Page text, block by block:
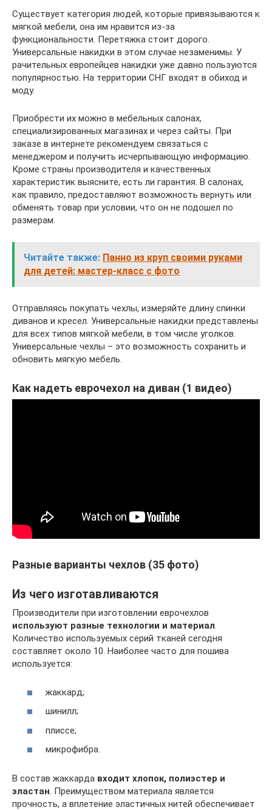
Существует категория людей, которые привязываются к
мягкой мебели, она им нравится из-за
функциональности. Перетяжка стоит дорого.
Универсальные накидки в этом случае незаменимы. У
рачительных европейцев накидки уже давно пользуются
популярностью. На территории СНГ входят в обиход и
моду.
Приобрести их можно в мебельных салонах,
специализированных магазинах и через сайты. При
заказе в интернете рекомендуем связаться с
менеджером и получить исчерпывающую информацию.
Кроме страны производителя и качественных
характеристик выясните, есть ли гарантия. В салонах,
как правило, предоставляют возможность вернуть или
обменять товар при условии, что он не подошел по
размерам.
Читайте также: Панно из круп своими руками
для детей: мастер-класс с фото
Отправляясь покупать чехлы, измеряйте длину спинки
диванов и кресел. Универсальные накидки представлены
для всех типов мягкой мебели, в том числе уголков.
Универсальные чехлы – это возможность сохранить и
обновить мягкую мебель.
Как надеть еврочехол на диван (1 видео)
Разные варианты чехлов (35 фото)
Из чего изготавливаются
Производители при изготовлении еврочехлов
используют разные технологии и материал.
Количество используемых серий тканей сегодня
составляет около 10. Наиболее часто для пошива
используется:
жаккард;
шинилл;
плиссе;
микрофибра.
В состав жаккарда входит хлопок, полиэстер и
эластан. Преимуществом материала является
прочность, а вплетение эластичных нитей обеспечивает